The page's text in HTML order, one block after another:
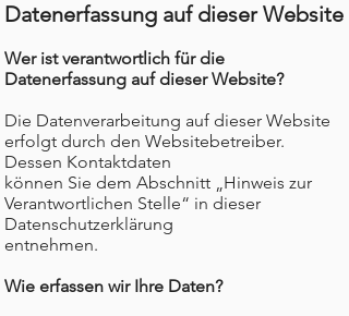
Datenerfassung auf dieser Website
Wer ist verantwortlich für die
Datenerfassung auf dieser Website?
Die Datenverarbeitung auf dieser Website
erfolgt durch den Websitebetreiber.
Dessen Kontaktdaten
können Sie dem Abschnitt „Hinweis zur
Verantwortlichen Stelle“ in dieser
Datenschutzerklärung
entnehmen.
Wie erfassen wir Ihre Daten?